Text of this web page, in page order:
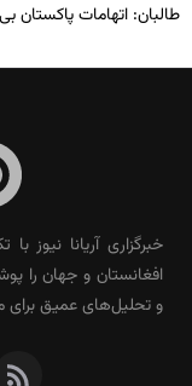
طالبان: اتهامات پاکستان
خبرگزاری آریانا نیوز
افغانستان و جهان را
و تحلیل‌های عمیق برای